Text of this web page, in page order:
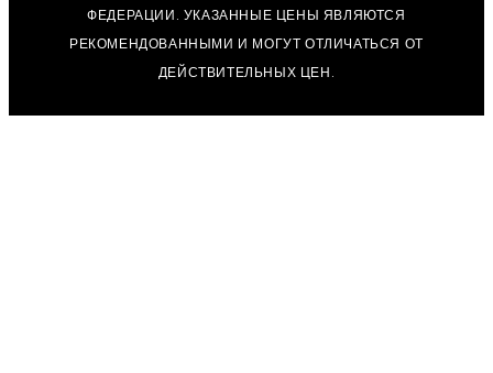
ФЕДЕРАЦИИ. УКАЗАННЫЕ ЦЕНЫ ЯВЛЯЮТСЯ
РЕКОМЕНДОВАННЫМИ И МОГУТ ОТЛИЧАТЬСЯ ОТ
ДЕЙСТВИТЕЛЬНЫХ ЦЕН.